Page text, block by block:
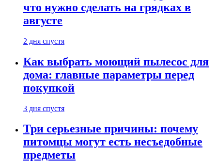
что нужно сделать на грядках в
августе
2 дня спустя
Как выбрать моющий пылесос для
дома: главные параметры перед
покупкой
3 дня спустя
Три серьезные причины: почему
питомцы могут есть несъедобные
предметы